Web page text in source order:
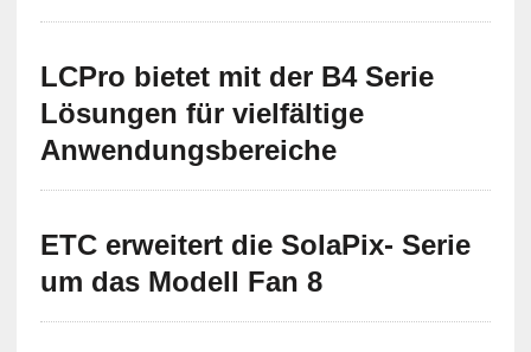
LCPro bietet mit der B4 Serie
Lösungen für vielfältige
Anwendungsbereiche
ETC erweitert die SolaPix- Serie
um das Modell Fan 8